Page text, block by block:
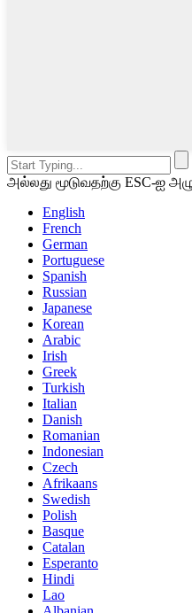
அல்லது மூடுவதற்கு ESC-ஐ
English
French
German
Portuguese
Spanish
Russian
Japanese
Korean
Arabic
Irish
Greek
Turkish
Italian
Danish
Romanian
Indonesian
Czech
Afrikaans
Swedish
Polish
Basque
Catalan
Esperanto
Hindi
Lao